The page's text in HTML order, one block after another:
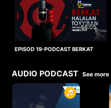
58:05
EPISOD 19-PODCAST BERKAT
AUDIO PODCAST See more